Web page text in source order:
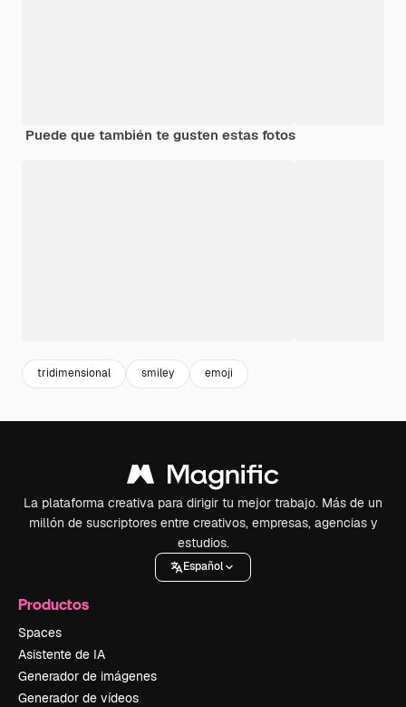
Puede que también te gusten estas fotos
tridimensional smiley emoji
La plataforma creativa para dirigir tu mejor trabajo. Más de un
millón de suscriptores entre creativos, empresas, agencias y
estudios.
Español
Productos
Spaces
Asistente de IA
Generador de imágenes
Generador de vídeos